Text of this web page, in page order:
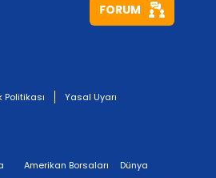
FORUM
Politikası Yasal Uyarı
Amerikan Borsaları
Dünya